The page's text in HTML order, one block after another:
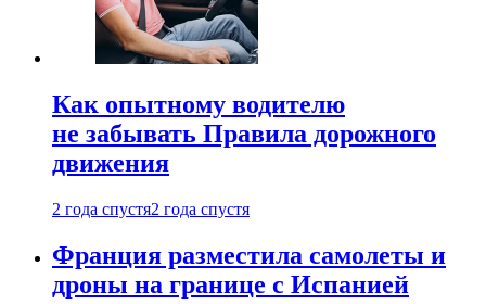
Как опытному водителю
не забывать Правила дорожного
движения
2 года спустя2 года спустя
Франция разместила самолеты и
дроны на границе с Испанией